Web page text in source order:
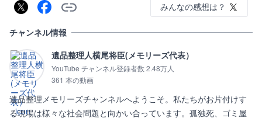
みんなの感想は？
チャンネル情報
遺品整理人横尾将臣(メモリーズ代表）
YouTube チャンネル登録者数 2.48万人
361 本の動画
遺品整理メモリーズチャンネルへようこそ。私たちがお片付けす
る現場は様々な社会問題と向かい合っています。孤独死、ゴミ屋